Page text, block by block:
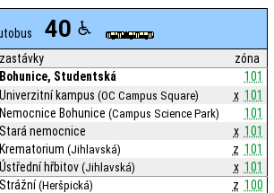
40
zastávky
zóna
Bohunice, Studentská
101
Univerzitní kampus(OC Campus Square) x 101
Nemocnice Bohunice(Campus Science Park)
101
Stará nemocnice x 101
Krematorium(Jihlavská) z 101
Ústřední hřbitov(Jihlavská) x 101
Strážní(Heršpická) z 100